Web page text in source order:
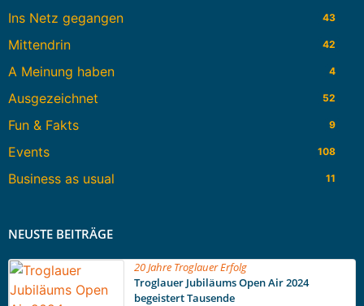
Ins Netz gegangen 43
Mittendrin 42
A Meinung haben 4
Ausgezeichnet 52
Fun & Fakts 9
Events 108
Business as usual 11
NEUSTE BEITRÄGE
20 Jahre Troglauer Erfolg
Troglauer Jubiläums Open Air 2024
begeistert Tausende